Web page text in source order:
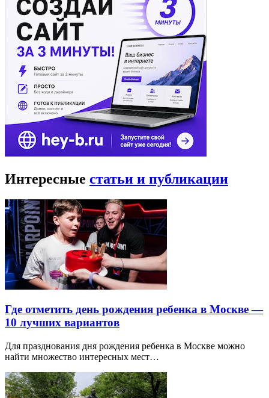
Интересные статьи и публикации
Где отметить день рождения ребенка в Москве —
10 лучших вариантов
Для празднования дня рождения ребенка в Москве можно
найти множество интересных мест…